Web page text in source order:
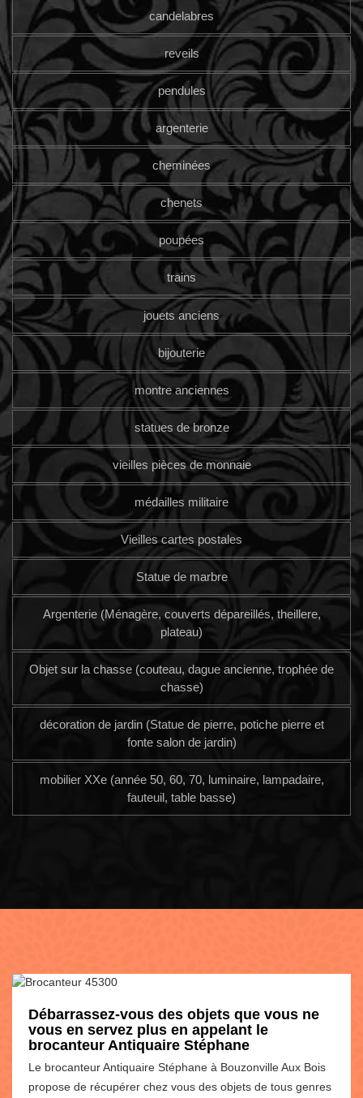
candelabres
reveils
pendules
argenterie
cheminées
chenets
poupées
trains
jouets anciens
bijouterie
montre anciennes
statues de bronze
vieilles pièces de monnaie
médailles militaire
Vieilles cartes postales
Statue de marbre
Argenterie (Ménagère, couverts dépareillés, theillere,
plateau)
Objet sur la chasse (couteau, dague ancienne, trophée de
chasse)
décoration de jardin (Statue de pierre, potiche pierre et
fonte salon de jardin)
mobilier XXe (année 50, 60, 70, luminaire, lampadaire,
fauteuil, table basse)
Débarrassez-vous des objets que vous ne
vous en servez plus en appelant le
brocanteur Antiquaire Stéphane
Le brocanteur Antiquaire Stéphane à Bouzonville Aux Bois
propose de récupérer chez vous des objets de tous genres